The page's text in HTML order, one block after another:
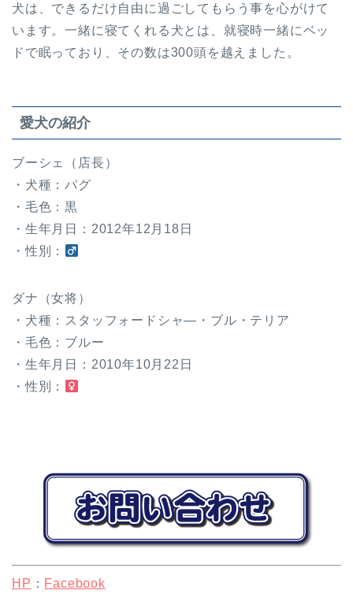
犬は、できるだけ自由に過ごしてもらう事を心がけて
います。一緒に寝てくれる犬とは、就寝時一緒にベッ
ドで眠っており、その数は300頭を越えました。
愛犬の紹介
ブーシェ（店長）
・犬種：パグ
・毛色：黒
・生年月日：2012年12月18日
・性別：
ダナ（女将）
・犬種：スタッフォードシャ―・ブル・テリア
・毛色：ブルー
・生年月日：2010年10月22日
・性別：
HP ： Facebook